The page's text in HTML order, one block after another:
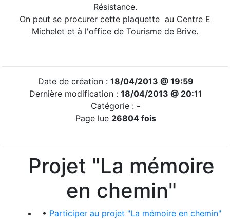
Résistance.
On peut se procurer cette plaquette au Centre E
Michelet et à l'office de Tourisme de Brive.
Date de création : 18/04/2013 @ 19:59
Dernière modification : 18/04/2013 @ 20:11
Catégorie : -
Page lue 26804 fois
Projet "La mémoire
en chemin"
• Participer au projet "La mémoire en chemin"